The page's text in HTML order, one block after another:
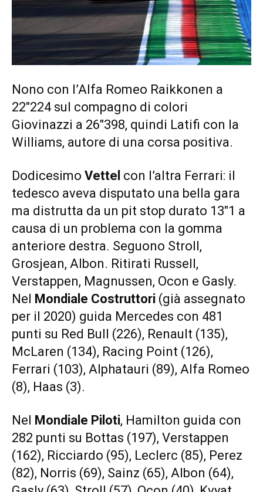
Nono con l’Alfa Romeo Raikkonen a
22″224 sul compagno di colori
Giovinazzi a 26″398, quindi Latifi con la
Williams, autore di una corsa positiva.
Dodicesimo Vettel con l’altra Ferrari: il
tedesco aveva disputato una bella gara
ma distrutta da un pit stop durato 13″1 a
causa di un problema con la gomma
anteriore destra. Seguono Stroll,
Grosjean, Albon. Ritirati Russell,
Verstappen, Magnussen, Ocon e Gasly.
Nel
Mondiale Costruttori (già assegnato
per il 2020) guida Mercedes con 481
punti su Red Bull (226), Renault (135),
McLaren (134), Racing Point (126),
Ferrari (103), Alphatauri (89), Alfa Romeo
(8), Haas (3).
Nel Mondiale Piloti, Hamilton guida con
282 punti su Bottas (197), Verstappen
(162), Ricciardo (95), Leclerc (85), Perez
(82), Norris (69), Sainz (65), Albon (64),